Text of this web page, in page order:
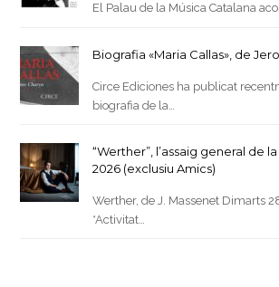
El Palau de la Música Catalana
Biografia «Maria Callas», de
Circe Ediciones ha publicat
biografia de la…
“Werther”, l’assaig general de
2026 (exclusiu Amics)
Werther, de J. Massenet Dimarts
*Activitat…